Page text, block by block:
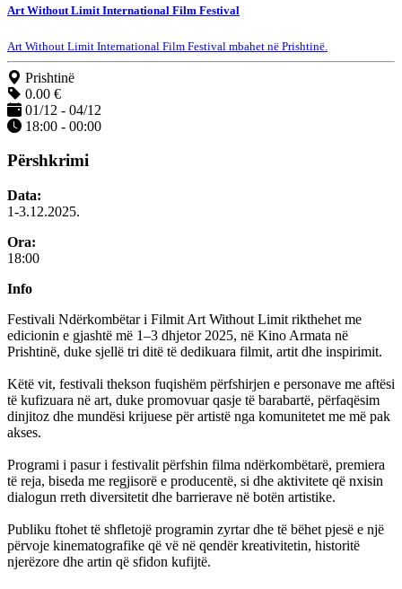
Art Without Limit International Film Festival
Art Without Limit International Film Festival mbahet në Prishtinë.
Prishtinë
0.00 €
01/12 - 04/12
18:00 - 00:00
Përshkrimi
Data:
1-3.12.2025.
Ora:
18:00
Info
Festivali Ndërkombëtar i Filmit Art Without Limit rikthehet me
edicionin e gjashtë më 1–3 dhjetor 2025, në Kino Armata në
Prishtinë, duke sjellë tri ditë të dedikuara filmit, artit dhe inspirimit.
Këtë vit, festivali thekson fuqishëm përfshirjen e personave me aftësi
të kufizuara në art, duke promovuar qasje të barabartë, përfaqësim
dinjitoz dhe mundësi krijuese për artistë nga komunitetet me më pak
akses.
Programi i pasur i festivalit përfshin filma ndërkombëtarë, premiera
të reja, biseda me regjisorë e producentë, si dhe aktivitete që nxisin
dialogun rreth diversitetit dhe barrierave në botën artistike.
Publiku ftohet të shfletojë programin zyrtar dhe të bëhet pjesë e një
përvoje kinematografike që vë në qendër kreativitetin, historitë
njerëzore dhe artin që sfidon kufijtë.